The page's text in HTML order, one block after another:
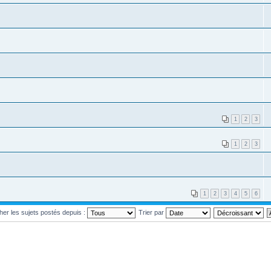
1 2 3
1 2 3
1 2 3 4 5 6
les sujets postés depuis : Trier par